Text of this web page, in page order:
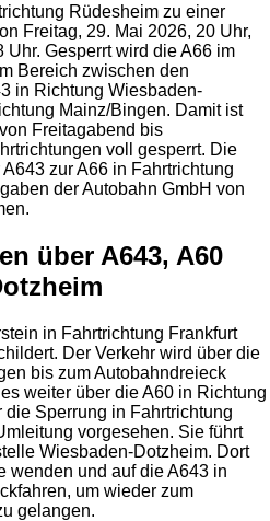
Rüdesheim zu einer
Freitag, 29. Mai 2026, 20 Uhr,
Uhr. Gesperrt wird die A66 im
Bereich zwischen den
in Richtung Wiesbaden-
Mainz/Bingen. Damit ist
Freitagabend bis
voll gesperrt. Die
zur A66 in Fahrtrichtung
der Autobahn GmbH von
über A643, A60
in Fahrtrichtung Frankfurt
Der Verkehr wird über die
bis zum Autobahndreieck
weiter über die A60 in Richtung
die Sperrung in Fahrtrichtung
vorgesehen. Sie führt
Wiesbaden-Dotzheim. Dort
wenden und auf die A643 in
um wieder zum
gelangen.